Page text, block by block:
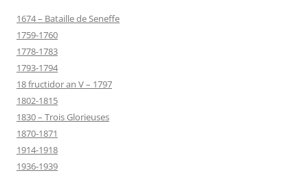
1674 – Bataille de Seneffe
1759-1760
1778-1783
1793-1794
18 fructidor an V – 1797
1802-1815
1830 – Trois Glorieuses
1870-1871
1914-1918
1936-1939